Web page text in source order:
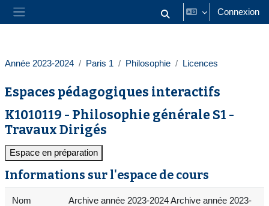
Passer au contenu principal
Panneau latéral Activer/désactiver la saisie
Connexion
Année 2023-2024 Paris 1 Philosophie Licences
Espaces pédagogiques interactifs
K1010119 - Philosophie générale S1 -
Travaux Dirigés
Espace en préparation
Informations sur l'espace de cours
Nom
Archive année 2023-2024 Archive année 2023-